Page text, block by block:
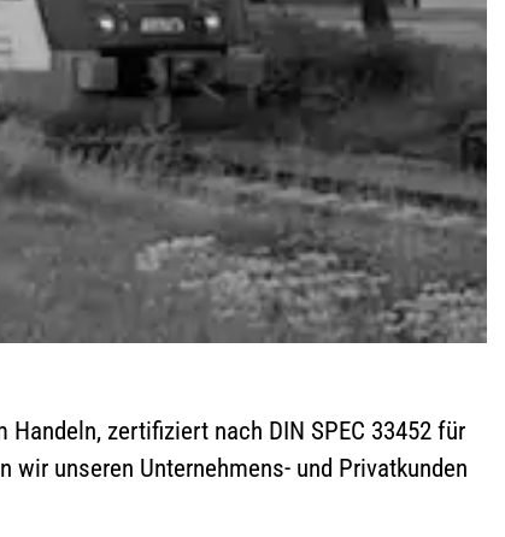
zertifiziert nach DIN SPEC 33452 für
wir unseren Unternehmens- und Privatkunden